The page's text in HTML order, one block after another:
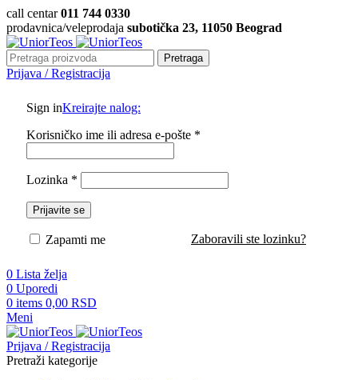
call centar011 744 0330
prodavnica/veleprodaja subotička 23, 11050 Beograd
Pretraga
Prijava / Registracija
Sign inKreirajte nalog:
Korisničko ime ili adresa e-pošte *
Lozinka *
Prijavite se
Zaboravili ste lozinku?
Zapamti me
0 Lista želja
0 Uporedi
0 items 0,00 RSD
Meni
Prijava / Registracija
Pretraži kategorije